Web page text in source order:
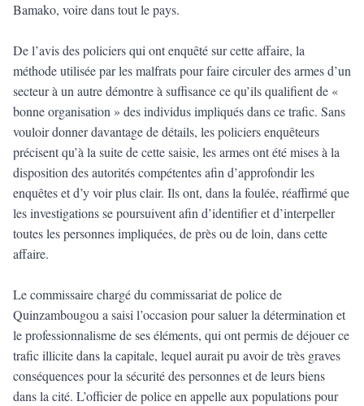
Bamako, voire dans tout le pays.
De l’avis des policiers qui ont enquêté sur cette affaire, la
méthode utilisée par les malfrats pour faire circuler des armes d’un
secteur à un autre démontre à suffisance ce qu’ils qualifient de «
bonne organisation » des individus impliqués dans ce trafic. Sans
vouloir donner davantage de détails, les policiers enquêteurs
précisent qu’à la suite de cette saisie, les armes ont été mises à la
disposition des autorités compétentes afin d’approfondir les
enquêtes et d’y voir plus clair. Ils ont, dans la foulée, réaffirmé que
les investigations se poursuivent afin d’identifier et d’interpeller
toutes les personnes impliquées, de près ou de loin, dans cette
affaire.
Le commissaire chargé du commissariat de police de
Quinzambougou a saisi l’occasion pour saluer la détermination et
le professionnalisme de ses éléments, qui ont permis de déjouer ce
trafic illicite dans la capitale, lequel aurait pu avoir de très graves
conséquences pour la sécurité des personnes et de leurs biens
dans la cité. L’officier de police en appelle aux populations pour